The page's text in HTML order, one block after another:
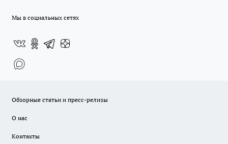
Мы в социальных сетях
Обзорные статьи и пресс-релизы
О нас
Контакты